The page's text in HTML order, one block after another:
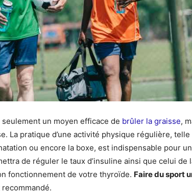
un moyen efficace de brûler la graisse,
La pratique d’une activité physique régulière,
ou encore la boxe, est indispensable pour
de réguler le taux d’insuline ainsi que celui de
fonctionnement de votre thyroïde. Faire du sport